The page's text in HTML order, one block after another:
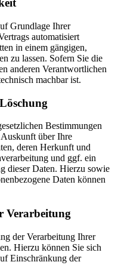
Grundlage Ihrer
automatisiert
in einem gängigen,
zu lassen. Sofern Sie die
anderen Verantwortlichen
machbar ist.
Bestimmungen
über Ihre
deren Herkunft und
und ggf. ein
dieser Daten. Hierzu sowie
Daten können
Verarbeitung
der Verarbeitung Ihrer
Hierzu können Sie sich
Einschränkung der